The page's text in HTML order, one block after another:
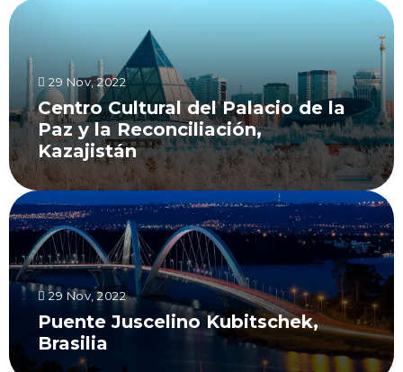
29 Nov, 2022
Centro Cultural del Palacio de la
Paz y la Reconciliación,
Kazajistán
29 Nov, 2022
Puente Juscelino Kubitschek,
Brasilia